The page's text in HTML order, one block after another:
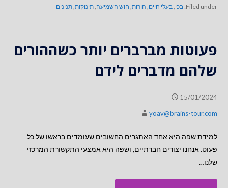
Filed under: בכי,בעלי חיים, הורות, חוש השמיעה,תינוקות,תנינים
פעוטות מברברים יותר כשההורים
שלהם מדברים לידם
15/01/2024
yoav@brains-tour.com
למידת שפה היא אחד האתגרים החשובים שעומדים בראשו של כל
פעוט. אנחנו יצורים חברתיים, ושפה היא אמצעי התקשורת המרכזי
שלנו…